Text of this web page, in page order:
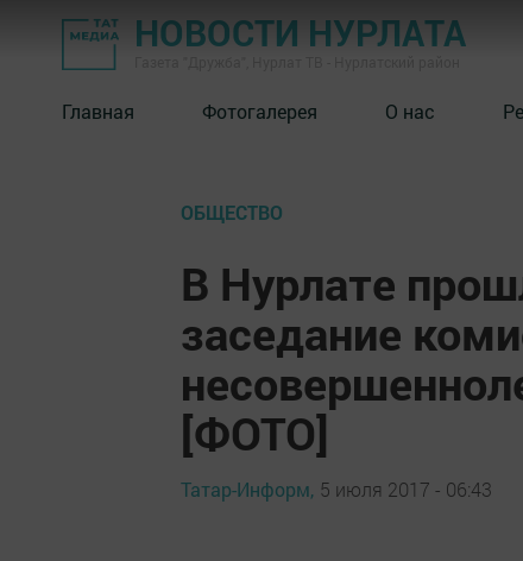
НОВОСТИ НУРЛАТА
Главная Фотогалерея О нас
ОБЩЕСТВО
В Нурлате
заседание
[ФОТО]
Татар-Информ, 5 июля 2017 - 06:43